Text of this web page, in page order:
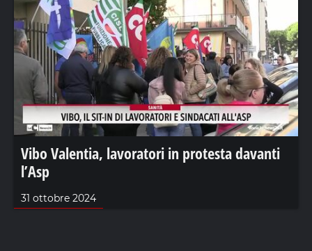
Vibo Valentia, lavoratori in protesta davanti
l’Asp
31 ottobre 2024